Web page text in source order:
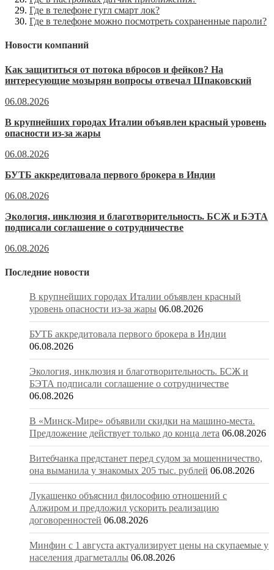
Где в телефоне гугл смарт лок?
Где в телефоне можно посмотреть сохраненные пароли?
Новости компаний
Как защититься от потока вбросов и фейков? На
интересующие мозырян вопросы отвечал Шпаковский
06.08.2026
В крупнейших городах Италии объявлен красный уровень
опасности из-за жары
06.08.2026
БУТБ аккредитовала первого брокера в Индии
06.08.2026
Экология, инклюзия и благотворительность. БСЖ и БЭТА
подписали соглашение о сотрудничестве
06.08.2026
Последние новости
В крупнейших городах Италии объявлен красный
уровень опасности из-за жары 06.08.2026
БУТБ аккредитовала первого брокера в Индии
06.08.2026
Экология, инклюзия и благотворительность. БСЖ и
БЭТА подписали соглашение о сотрудничестве
06.08.2026
В «Минск-Мире» объявили скидки на машино-места.
Предложение действует только до конца лета 06.08.2026
Витебчанка предстанет перед судом за мошенничество,
она выманила у знакомых 205 тыс. рублей 06.08.2026
Лукашенко объяснил философию отношений с
Алжиром и предложил ускорить реализацию
договоренностей 06.08.2026
Минфин с 1 августа актуализирует цены на скупаемые у
населения драгметаллы 06.08.2026